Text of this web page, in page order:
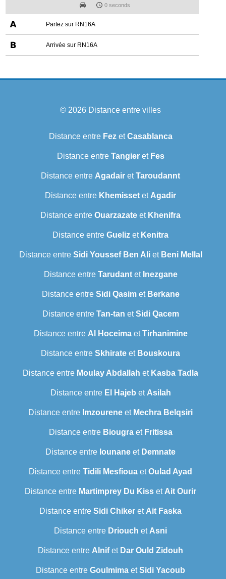
0 seconds
Partez sur RN16A
Arrivée sur RN16A
© 2026 Distance entre villes
Distance entre FezetCasablanca
Distance entre Tangieret Fes
Distance entre Agadair etTaroudannt
Distance entre Khemisset et Agadir
Distance entre Ouarzazate et Khenifra
Distance entre Gueliz et Kenitra
Distance entre Sidi Youssef Ben Aliet Beni Mellal
Distance entre Tarudantet Inezgane
Distance entre Sidi Qasimet Berkane
Distance entre Tan-tan etSidi Qacem
Distance entre Al HoceimaetTirhanimine
Distance entre Skhirate et Bouskoura
Distance entre Moulay Abdallah et Kasba Tadla
Distance entre El Hajeb et Asilah
Distance entre Imzourene et Mechra Belqsiri
Distance entre Biougraet Fritissa
Distance entre Iounane et Demnate
Distance entre Tidili Mesfioua etOulad Ayad
Distance entre Martimprey Du Kiss et Ait Ourir
Distance entre Sidi Chiker et Ait Faska
Distance entre Driouch et Asni
Distance entre Alnifet Dar Ould Zidouh
Distance entre Goulmima etSidi Yacoub